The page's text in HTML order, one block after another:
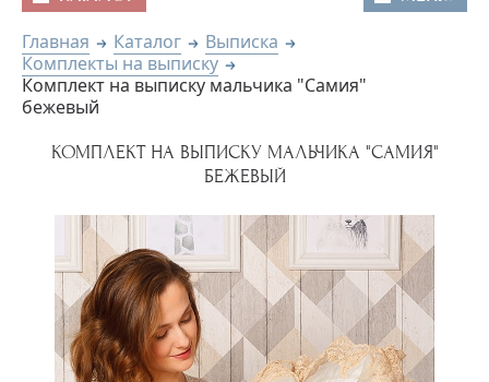
Главная Каталог
Выписка
Комплекты на выписку
Комплект на выписку мальчика "Самия"
бежевый
КОМПЛЕКТ НА ВЫПИСКУ МАЛЬЧИКА "САМИЯ"
БЕЖЕВЫЙ